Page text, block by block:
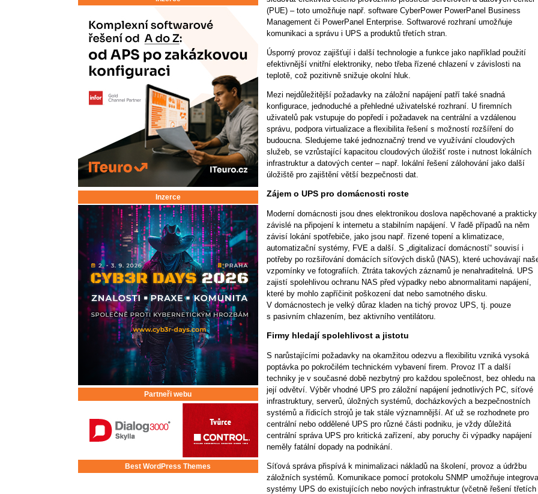
Inzerce
Partneři webu
Best WordPress Themes
(PUE) – toto umožňuje např. software CyberPower PowerPanel Business
Management či PowerPanel Enterprise. Softwarové rozhraní umožňuje
komunikaci a správu i UPS a produktů třetích stran.
Úsporný provoz zajišťují i další technologie a funkce jako například použití
efektivnější vnitřní elektroniky, nebo třeba řízené chlazení v závislosti na
teplotě, což pozitivně snižuje okolní hluk.
Mezi nejdůležitější požadavky na záložní napájení patří také snadná
konfigurace, jednoduché a přehledné uživatelské rozhraní. U firemních
uživatelů pak vstupuje do popředí i požadavek na centrální a vzdálenou
správu, podpora virtualizace a flexibilita řešení s možností rozšíření do
budoucna. Sledujeme také jednoznačný trend ve využívání cloudových
služeb, se vzrůstající kapacitou cloudových úložišť roste i nutnost lokálních
infrastruktur a datových center – např. lokální řešení zálohování jako další
úložiště pro zajištění větší bezpečnosti dat.
Zájem o UPS pro domácnosti roste
Moderní domácnosti jsou dnes elektronikou doslova napěchované a prakticky
závislé na připojení k internetu a stabilním napájení. V řadě případů na něm
závisí lokání spotřebiče, jako jsou např. řízené topení a klimatizace,
automatizační systémy, FVE a další. S „digitalizací domácností“ souvisí i
potřeby po rozšiřování domácích síťových disků (NAS), které uchovávají
vzpomínky ve fotografiích. Ztráta takových záznamů je nenahraditelná. UPS
zajistí spolehlivou ochranu NAS před výpadky nebo abnormalitami napájení,
které by mohlo zapříčinit poškození dat nebo samotného disku.
V domácnostech je velký důraz kladen na tichý provoz UPS, tj. pouze
s pasivním chlazením, bez aktivního ventilátoru.
Firmy hledají spolehlivost a jistotu
S narůstajícími požadavky na okamžitou odezvu a flexibilitu vzniká vysoká
poptávka po pokročilém technickém vybavení firem. Provoz IT a další
techniky je v současné době nezbytný pro každou společnost, bez ohledu na
její odvětví. Výběr vhodné UPS pro záložní napájení jednotlivých PC, síťové
infrastruktury, serverů, úložných systémů, docházkových a bezpečnostních
systémů a řídicích strojů je tak stále významnější. Ať už se rozhodnete pro
centrální nebo oddělené UPS pro různé části podniku, je vždy důležitá
centrální správa UPS pro kritická zařízení, aby poruchy či výpadky napájení
neměly fatální dopady na podnikání.
Síťová správa přispívá k minimalizaci nákladů na školení, provoz a údržbu
záložních systémů. Komunikace pomocí protokolu SNMP umožňuje
systémy UPS do existujících nebo nových infrastruktur (včetně řešení třetích